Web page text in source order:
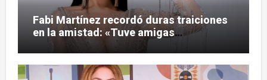
Fabi Martínez recordó duras traiciones
en la amistad: «Tuve amigas
tesapo’elas»